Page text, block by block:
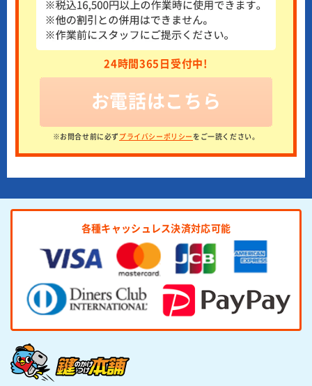
24時間365日受付中!
お電話はこちら
※お問合せ前に必ずプライバシーポリシー をご一読ください。
各種キャッシュレス決済対応可能